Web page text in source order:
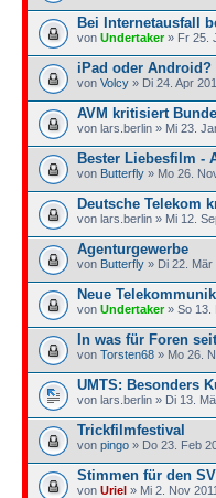
Bei Internetausfall
von Undertaker» Fr 25.
iPad oder Android?
von Volcy » Di 24. Apr
AVM kritisiert
von lars.berlin » Mi 23.
Bester Liebesfilm -
von Butterfly » Mo 26.
Deutsche Telekom
von lars.berlin » Mi 12.
Agenturgewerbe
von Butterfly » Di 22. Mär
Neue
von Undertaker» So 13.
In was für Foren
von Torsten68 » Mo 26.
UMTS: Besonders
von lars.berlin » Di 13.
Trickfilmfestival
von pingo » Do 23. Feb
Stimmen für den
von Uriel » Mi 2. Nov